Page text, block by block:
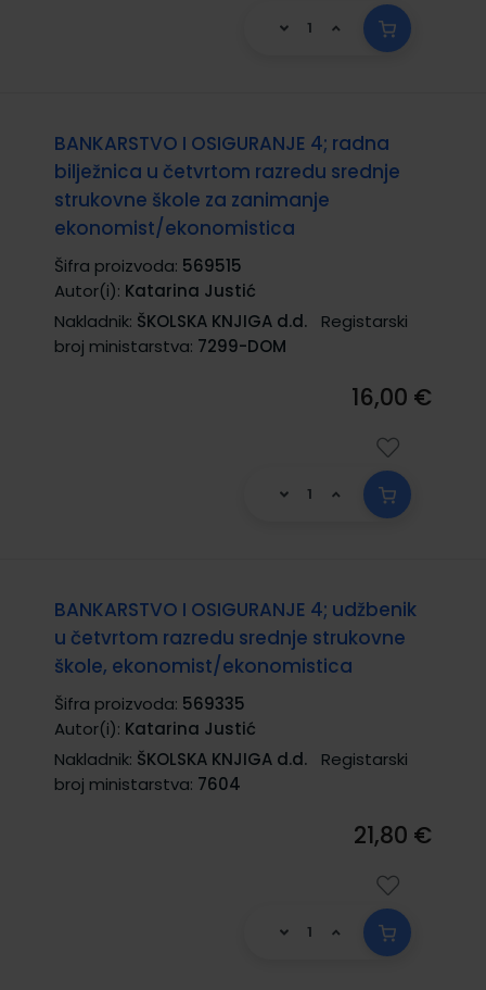
BANKARSTVO I OSIGURANJE 4; radna
bilježnica u četvrtom razredu srednje
strukovne škole za zanimanje
ekonomist/ekonomistica
Šifra proizvoda: 569515
Autor(i): Katarina Justić
Nakladnik: ŠKOLSKA KNJIGA d.d.
Registarski
broj ministarstva: 7299-DOM
16,00 €
BANKARSTVO I OSIGURANJE 4; udžbenik
u četvrtom razredu srednje strukovne
škole, ekonomist/ekonomistica
Šifra proizvoda: 569335
Autor(i): Katarina Justić
Nakladnik: ŠKOLSKA KNJIGA d.d.
Registarski
broj ministarstva: 7604
21,80 €